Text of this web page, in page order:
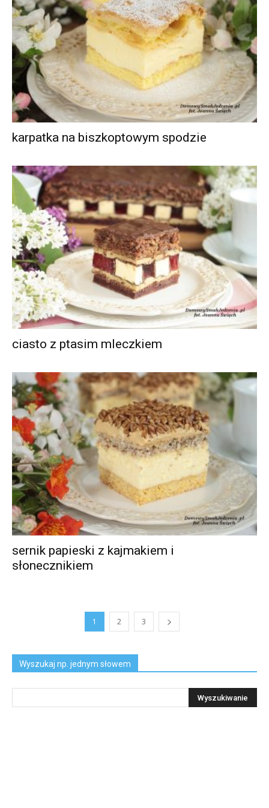
karpatka na biszkoptowym spodzie
ciasto z ptasim mleczkiem
sernik papieski z kajmakiem i
słonecznikiem
1 2 3
Wyszukaj np. jednym słowem